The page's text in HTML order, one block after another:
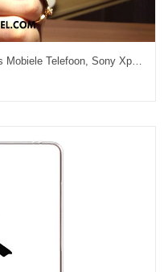
Sony Xperia Xa1 Hoesje Blauw Hoes Mobiele Telefoon, Sony Xperia Xa1 Hoesje Zacht Bescherming